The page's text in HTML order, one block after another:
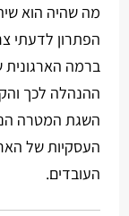
מה שהיה הוא
הפתרון לדעתי
ברמה הארגונית
ההנהלה לכך
השגת המטרה
העסקיות של
העובדים.